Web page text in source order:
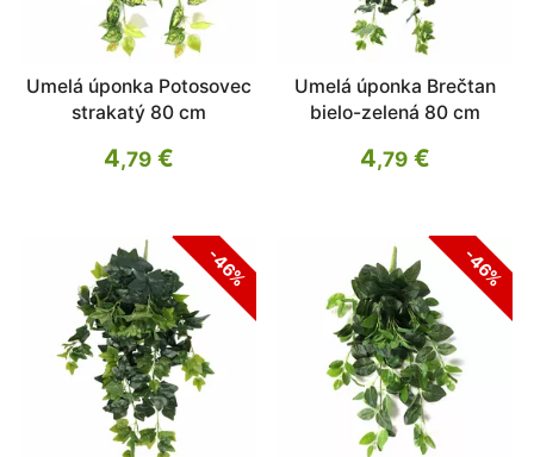
Umelá úponka Potosovec
strakatý 80 cm
4,79€
Umelá úponka Brečtan
bielo-zelená 80 cm
4,79 €
-46% -46%